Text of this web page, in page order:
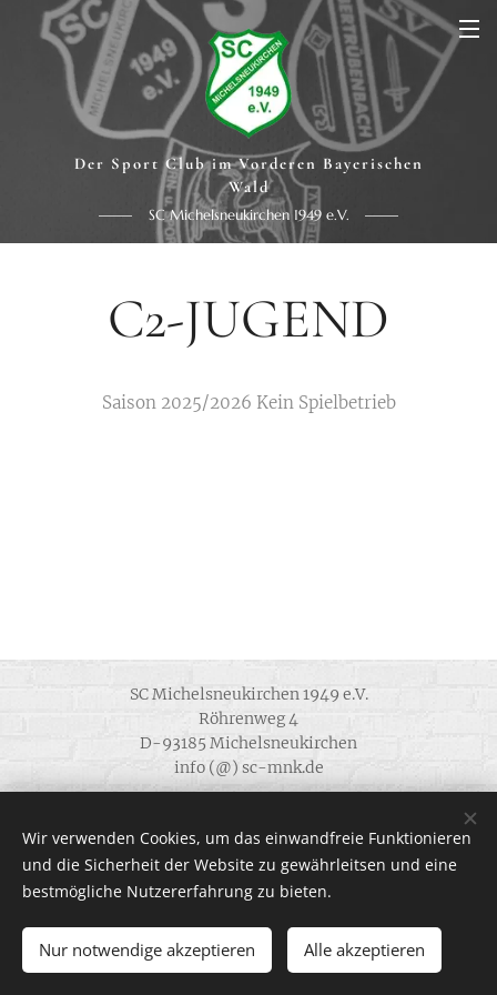
Der Sport Club im Vorderen Bayerischen
Wald
SC Michelsneukirchen 1949 e.V.
C2-JUGEND
Saison 2025/2026 Kein Spielbetrieb
SC Michelsneukirchen 1949 e.V.
Röhrenweg 4
D-93185 Michelsneukirchen
info (@) sc-mnk.de
.
www.sc-mnk.de
Unterstützt von Webnode Cookies
Wir verwenden Cookies, um das einwandfreie Funktionieren
und die Sicherheit der Website zu gewährleitsen und eine
bestmögliche Nutzererfahrung zu bieten.
Nur notwendige akzeptieren Alle akzeptieren